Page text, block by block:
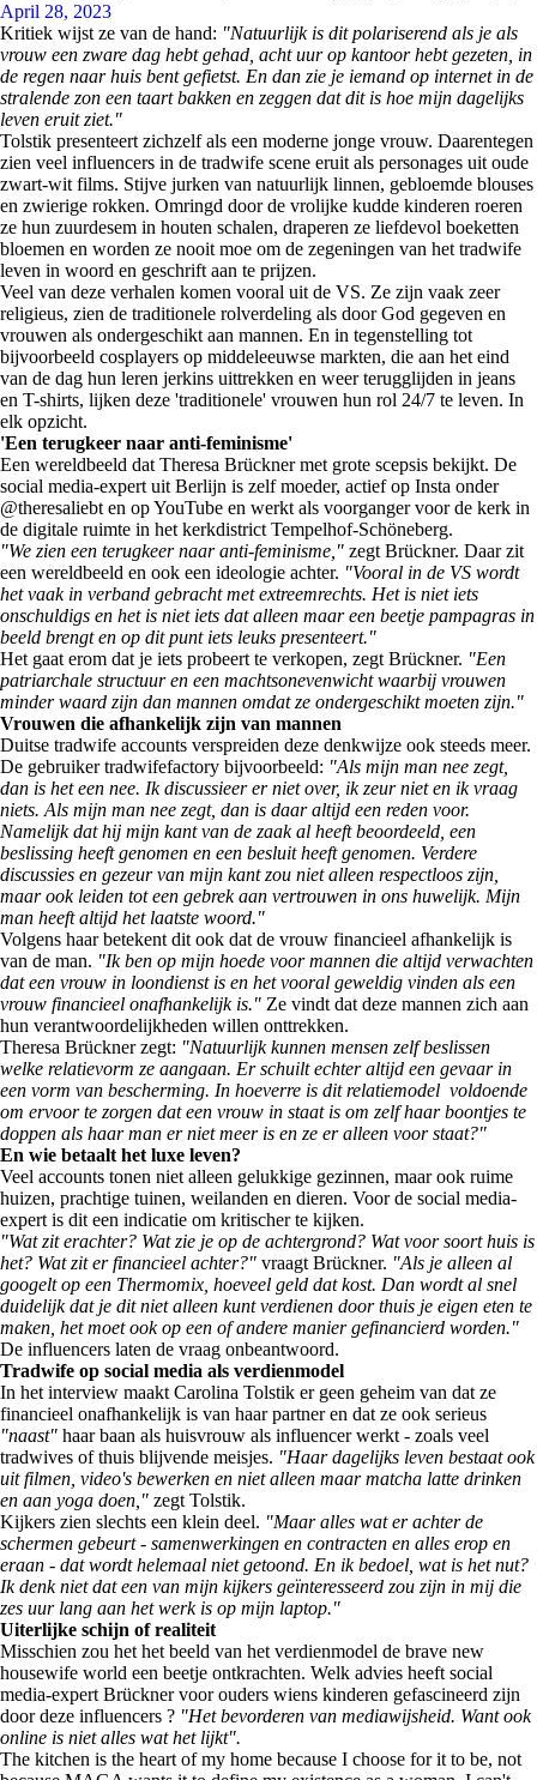
April 28, 2023
Kritiek wijst ze van de hand: "Natuurlijk is dit polariserend als je als
vrouw een zware dag hebt gehad, acht uur op kantoor hebt gezeten, in
de regen naar huis bent gefietst. En dan zie je iemand op internet in de
stralende zon een taart bakken en zeggen dat dit is hoe mijn dagelijks
leven eruit ziet."
Tolstik presenteert zichzelf als een moderne jonge vrouw. Daarentegen
zien veel influencers in de tradwife scene eruit als personages uit oude
zwart-wit films. Stijve jurken van natuurlijk linnen, gebloemde blouses
en zwierige rokken. Omringd door de vrolijke kudde kinderen roeren
ze hun zuurdesem in houten schalen, draperen ze liefdevol boeketten
bloemen en worden ze nooit moe om de zegeningen van het tradwife
leven in woord en geschrift aan te prijzen.
Veel van deze verhalen komen vooral uit de VS. Ze zijn vaak zeer
religieus, zien de traditionele rolverdeling als door God gegeven en
vrouwen als ondergeschikt aan mannen. En in tegenstelling tot
bijvoorbeeld cosplayers op middeleeuwse markten, die aan het eind
van de dag hun leren jerkins uittrekken en weer terugglijden in jeans
en T-shirts, lijken deze 'traditionele' vrouwen hun rol 24/7 te leven. In
elk opzicht.
'Een terugkeer naar anti-feminisme'
Een wereldbeeld dat Theresa Brückner met grote scepsis bekijkt. De
social media-expert uit Berlijn is zelf moeder, actief op Insta onder
@theresaliebt en op YouTube en werkt als voorganger voor de kerk in
de digitale ruimte in het kerkdistrict Tempelhof-Schöneberg.
"We zien een terugkeer naar anti-feminisme," zegt Brückner. Daar zit
een wereldbeeld en ook een ideologie achter. "Vooral in de VS wordt
het vaak in verband gebracht met extreemrechts. Het is niet iets
onschuldigs en het is niet iets dat alleen maar een beetje pampagras in
beeld brengt en op dit punt iets leuks presenteert."
Het gaat erom dat je iets probeert te verkopen, zegt Brückner. "Een
patriarchale structuur en een machtsonevenwicht waarbij vrouwen
minder waard zijn dan mannen omdat ze ondergeschikt moeten zijn."
Vrouwen die afhankelijk zijn van mannen
Duitse tradwife accounts verspreiden deze denkwijze ook steeds meer.
De gebruiker tradwifefactory bijvoorbeeld: "Als mijn man nee zegt,
dan is het een nee. Ik discussieer er niet over, ik zeur niet en ik vraag
niets. Als mijn man nee zegt, dan is daar altijd een reden voor.
Namelijk dat hij mijn kant van de zaak al heeft beoordeeld, een
beslissing heeft genomen en een besluit heeft genomen. Verdere
discussies en gezeur van mijn kant zou niet alleen respectloos zijn,
maar ook leiden tot een gebrek aan vertrouwen in ons huwelijk. Mijn
man heeft altijd het laatste woord."
Volgens haar betekent dit ook dat de vrouw financieel afhankelijk is
van de man. "Ik ben op mijn hoede voor mannen die altijd verwachten
dat een vrouw in loondienst is en het vooral geweldig vinden als een
vrouw financieel onafhankelijk is." Ze vindt dat deze mannen zich aan
hun verantwoordelijkheden willen onttrekken.
Theresa Brückner zegt: "Natuurlijk kunnen mensen zelf beslissen
welke relatievorm ze aangaan. Er schuilt echter altijd een gevaar in
een vorm van bescherming. In hoeverre is dit relatiemodel voldoende
om ervoor te zorgen dat een vrouw in staat is om zelf haar boontjes te
doppen als haar man er niet meer is en ze er alleen voor staat?"
En wie betaalt het luxe leven?
Veel accounts tonen niet alleen gelukkige gezinnen, maar ook ruime
huizen, prachtige tuinen, weilanden en dieren. Voor de social media-
expert is dit een indicatie om kritischer te kijken.
"Wat zit erachter? Wat zie je op de achtergrond? Wat voor soort huis is
het? Wat zit er financieel achter?" vraagt Brückner. "Als je alleen al
googelt op een Thermomix, hoeveel geld dat kost. Dan wordt al snel
duidelijk dat je dit niet alleen kunt verdienen door thuis je eigen eten te
maken, het moet ook op een of andere manier gefinancierd worden."
De influencers laten de vraag onbeantwoord.
Tradwife op social media als verdienmodel
In het interview maakt Carolina Tolstik er geen geheim van dat ze
financieel onafhankelijk is van haar partner en dat ze ook serieus
"naast" haar baan als huisvrouw als influencer werkt - zoals veel
tradwives of thuis blijvende meisjes. "Haar dagelijks leven bestaat ook
uit filmen, video's bewerken en niet alleen maar matcha latte drinken
en aan yoga doen," zegt Tolstik.
Kijkers zien slechts een klein deel. "Maar alles wat er achter de
schermen gebeurt - samenwerkingen en contracten en alles erop en
eraan - dat wordt helemaal niet getoond. En ik bedoel, wat is het nut?
Ik denk niet dat een van mijn kijkers geïnteresseerd zou zijn in mij die
zes uur lang aan het werk is op mijn laptop."
Uiterlijke schijn of realiteit
Misschien zou het het beeld van het verdienmodel de brave new
housewife world een beetje ontkrachten. Welk advies heeft social
media-expert Brückner voor ouders wiens kinderen gefascineerd zijn
door deze influencers ? "Het bevorderen van mediawijsheid. Want ook
online is niet alles wat het lijkt".
The kitchen is the heart of my home because I choose for it to be, not